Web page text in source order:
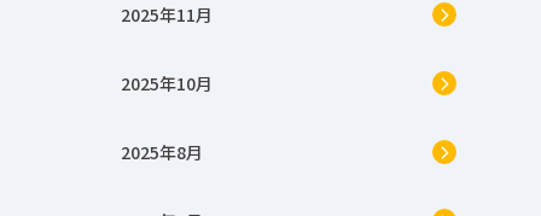
2025年11月
2025年10月
2025年8月